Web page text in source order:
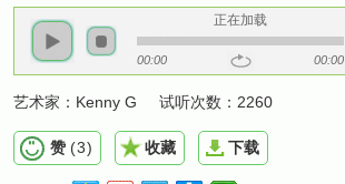
正在加载
00:00 00:00
艺术家： Kenny G 试听次数： 2260
赞 (3) 收藏 下载